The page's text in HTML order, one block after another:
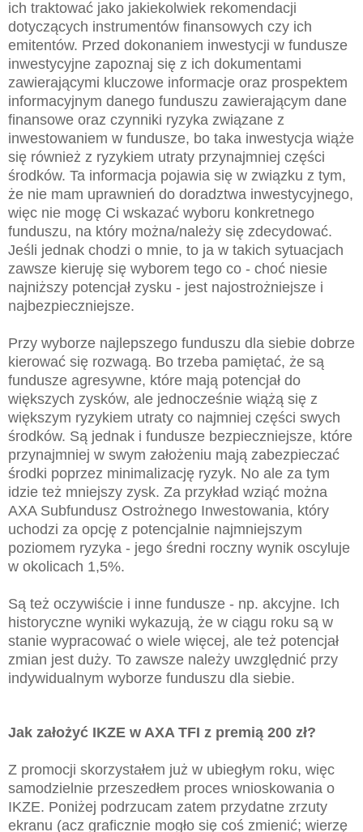
ich traktować jako jakiekolwiek rekomendacji
dotyczących instrumentów finansowych czy ich
emitentów. Przed dokonaniem inwestycji w fundusze
inwestycyjne zapoznaj się z ich dokumentami
zawierającymi kluczowe informacje oraz prospektem
informacyjnym danego funduszu zawierającym dane
finansowe oraz czynniki ryzyka związane z
inwestowaniem w fundusze, bo taka inwestycja wiąże
się również z ryzykiem utraty przynajmniej części
środków. Ta informacja pojawia się w związku z tym,
że nie mam uprawnień do doradztwa inwestycyjnego,
więc nie mogę Ci wskazać wyboru konkretnego
funduszu, na który można/należy się zdecydować.
Jeśli jednak chodzi o mnie, to ja w takich sytuacjach
zawsze kieruję się wyborem tego co - choć niesie
najniższy potencjał zysku - jest najostrożniejsze i
najbezpieczniejsze.
Przy wyborze najlepszego funduszu dla siebie dobrze
kierować się rozwagą. Bo trzeba pamiętać, że są
fundusze agresywne, które mają potencjał do
większych zysków, ale jednocześnie wiążą się z
większym ryzykiem utraty co najmniej części swych
środków. Są jednak i fundusze bezpieczniejsze, które
przynajmniej w swym założeniu mają zabezpieczać
środki poprzez minimalizację ryzyk. No ale za tym
idzie też mniejszy zysk. Za przykład wziąć można
AXA Subfundusz Ostrożnego Inwestowania, który
uchodzi za opcję z potencjalnie najmniejszym
poziomem ryzyka - jego średni roczny wynik oscyluje
w okolicach 1,5%.
Są też oczywiście i inne fundusze - np. akcyjne. Ich
historyczne wyniki wykazują, że w ciągu roku są w
stanie wypracować o wiele więcej, ale też potencjał
zmian jest duży. To zawsze należy uwzględnić przy
indywidualnym wyborze funduszu dla siebie.
Jak założyć IKZE w AXA TFI z premią 200 zł?
Z promocji skorzystałem już w ubiegłym roku, więc
samodzielnie przeszedłem proces wnioskowania o
IKZE. Poniżej podrzucam zatem przydatne zrzuty
ekranu (acz graficznie mogło się coś zmienić; wierzę